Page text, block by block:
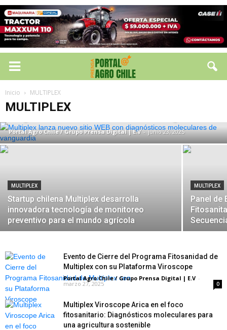
Inicio MULTIPLEX
MULTIPLEX
Multiplex lanza nuevo sitio WEB con
Portal Agro Chile / Grupo Prensa Digital | E.V - junio 23, 2025
MULTIPLEX
Startup chilena Multiplex desarrolla
innovadora tecnología de monitoreo
preventivo para el mundo agrícola
MULTIPLEX
Panel de
Evento de Cierre del Programa Fitosanidad de
Multiplex con su Plataforma Viroscope
Portal Agro Chile / Grupo Prensa Digital | E.V -
marzo 27, 2025 0
Multiplex Viroscope Arica en el foco
fitosanitario: Diagnósticos moleculares para
una agricultura sostenible